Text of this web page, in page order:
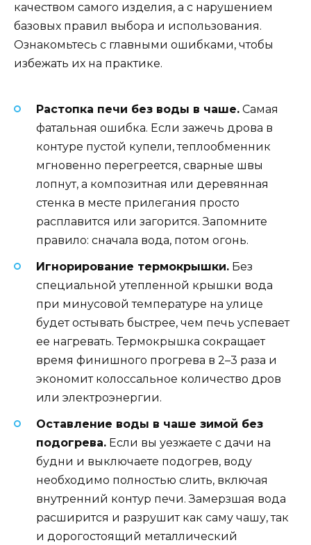
качеством самого изделия, а с нарушением
базовых правил выбора и использования.
Ознакомьтесь с главными ошибками, чтобы
избежать их на практике.
Растопка печи без воды в чаше. Самая
фатальная ошибка. Если зажечь дрова в
контуре пустой купели, теплообменник
мгновенно перегреется, сварные швы
лопнут, а композитная или деревянная
стенка в месте прилегания просто
расплавится или загорится. Запомните
правило: сначала вода, потом огонь.
Игнорирование термокрышки. Без
специальной утепленной крышки вода
при минусовой температуре на улице
будет остывать быстрее, чем печь успевает
ее нагревать. Термокрышка сокращает
время финишного прогрева в 2–3 раза и
экономит колоссальное количество дров
или электроэнергии.
Оставление воды в чаше зимой без
подогрева. Если вы уезжаете с дачи на
будни и выключаете подогрев, воду
необходимо полностью слить, включая
внутренний контур печи. Замерзшая вода
расширится и разрушит как саму чашу, так
и дорогостоящий металлический